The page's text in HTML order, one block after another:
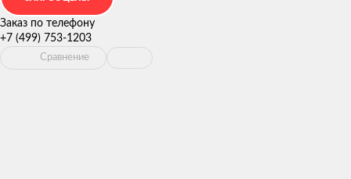
Заказ по телефону
+7 (499) 753-1203
Сравнение